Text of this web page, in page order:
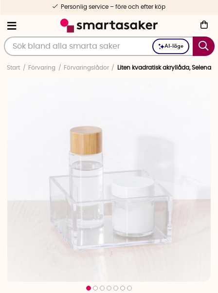
AI-läge
Personlig service – före och efter köp
Start Förvaring Förvaringslådor Liten kvadratisk akryllåda, Selena